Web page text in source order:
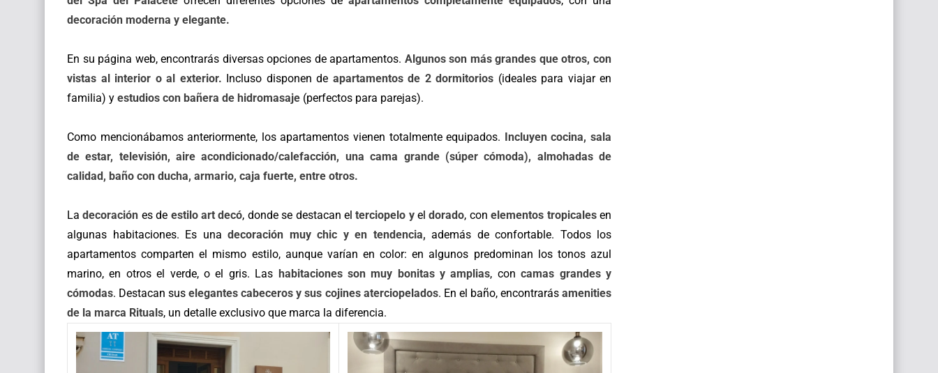
decoración moderna y elegante.
En su página web, encontrarás diversas opciones de apartamentos. Algunos son más grandes que otros, con
vistas al interior o al exterior. Incluso disponen de apartamentos de 2 dormitorios (ideales para viajar en
familia) y estudios con bañera de hidromasaje (perfectos para parejas).
Como mencionábamos anteriormente, los apartamentos vienen totalmente equipados. Incluyen cocina, sala
de estar, televisión, aire acondicionado/calefacción, una cama grande (súper cómoda), almohadas de
calidad, baño con ducha, armario, caja fuerte, entre otros.
Ladecoración es de estilo art decó, donde se destacan el terciopelo yeldorado, conelementos tropicalesen
algunas habitaciones. Es una decoración muy chic y en tendencia, además de confortable. Todos los
apartamentos comparten el mismo estilo, aunque varían en color: en algunos predominan los tonos azul
marino, en otros el verde, o el gris. Las habitaciones son muy bonitas y amplias, concamas grandes y
cómodas. Destacan suselegantes cabeceros y sus cojines aterciopelados. En el baño, encontrarásamenities
de la marca Rituals, un detalle exclusivo que marca la diferencia.